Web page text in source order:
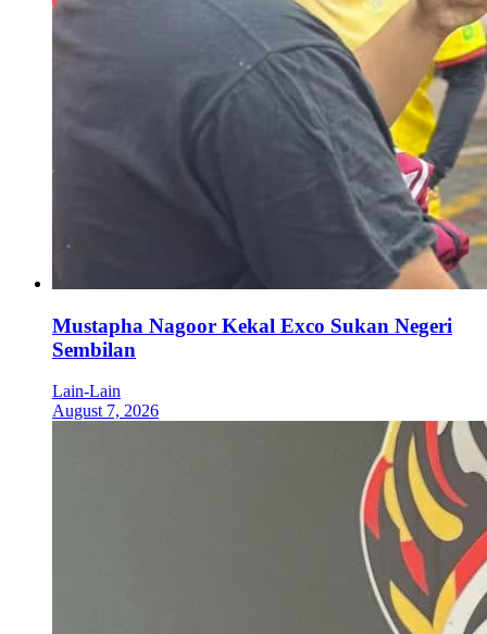
Mustapha Nagoor Kekal Exco Sukan Negeri
Sembilan
Lain-Lain
August 7, 2026